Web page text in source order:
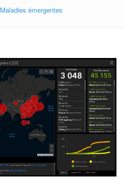
Maladies émergentes